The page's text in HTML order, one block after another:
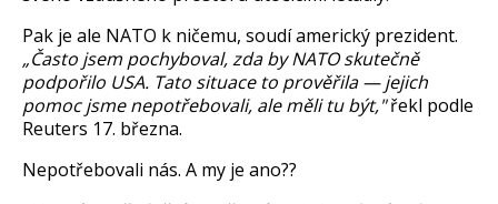
Pak je ale NATO k ničemu, soudí americký prezident.
„Často jsem pochyboval, zda by NATO skutečně
podpořilo USA. Tato situace to prověřila — jejich
pomoc jsme nepotřebovali, ale měli tu být,"řekl podle
Reuters 17. března.
Nepotřebovali nás. A my je ano??